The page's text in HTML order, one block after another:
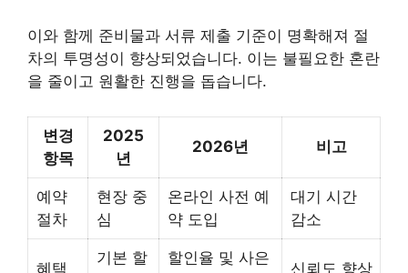
이와 함께 준비물과 서류 제출 기준이 명확해져 절
차의 투명성이 향상되었습니다. 이는 불필요한 혼란
을 줄이고 원활한 진행을 돕습니다.
변경
항목
2025
년
2026년 비고
예약
절차
현장 중
심
온라인 사전 예
약 도입
대기 시간
감소
혜택
기본 할
할인율 및 사은
신뢰도 향상